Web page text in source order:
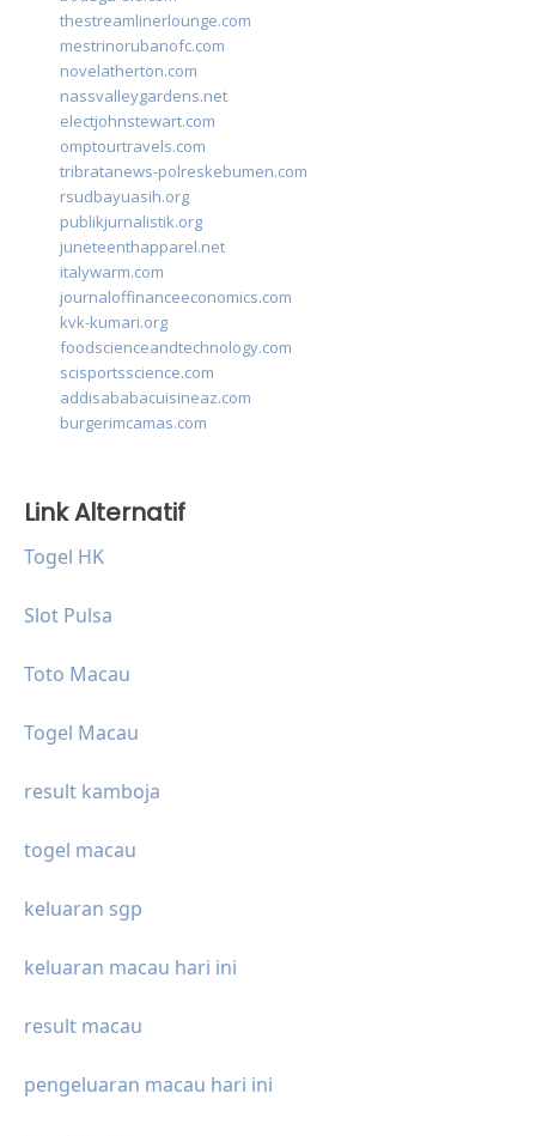
thestreamlinerlounge.com
mestrinorubanofc.com
novelatherton.com
nassvalleygardens.net
electjohnstewart.com
omptourtravels.com
tribratanews-polreskebumen.com
rsudbayuasih.org
publikjurnalistik.org
juneteenthapparel.net
italywarm.com
journaloffinanceeconomics.com
kvk-kumari.org
foodscienceandtechnology.com
scisportsscience.com
addisababacuisineaz.com
burgerimcamas.com
Link Alternatif
Togel HK
Slot Pulsa
Toto Macau
Togel Macau
result kamboja
togel macau
keluaran sgp
keluaran macau hari ini
result macau
pengeluaran macau hari ini